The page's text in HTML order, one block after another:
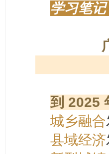
学习笔记
到 2025
城乡融合
县域经济